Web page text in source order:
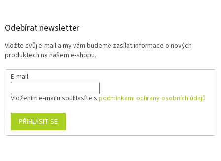
Odebírat newsletter
Vložte svůj e-mail a my vám budeme zasílat informace o nových
produktech na našem e-shopu.
E-mail
Vložením e-mailu souhlasíte s podmínkami ochrany osobních údajů
PŘIHLÁSIT SE